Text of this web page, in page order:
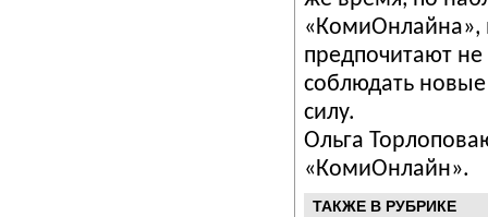
«КомиОнлайна»,
предпочитают не
соблюдать новые
силу.
Ольга
«КомиОнлайн».
ТАКЖЕ В РУБРИКЕ